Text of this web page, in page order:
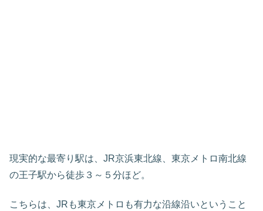
現実的な最寄り駅は、JR京浜東北線、東京メトロ南北線
の王子駅から徒歩３～５分ほど。
こちらは、JRも東京メトロも有力な沿線沿いということ